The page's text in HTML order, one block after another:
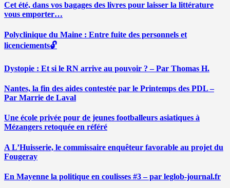
Cet été, dans vos bagages des livres pour laisser la littérature
vous emporter…
Polyclinique du Maine : Entre fuite des personnels et
licenciements🔓
Dystopie : Et si le RN arrive au pouvoir ? – Par Thomas H.
Nantes, la fin des aides contestée par le Printemps des PDL –
Par Marrie de Laval
Une école privée pour de jeunes footballeurs asiatiques à
Mézangers retoquée en référé
A L’Huisserie, le commissaire enquêteur favorable au projet du
Fougeray
En Mayenne la politique en coulisses #3 – par leglob-journal.fr